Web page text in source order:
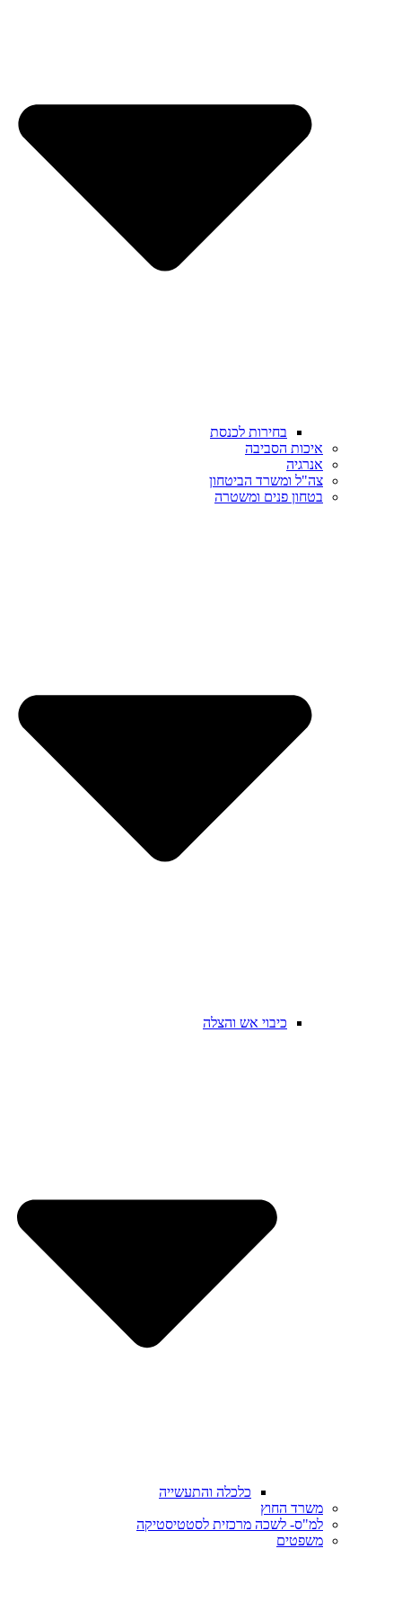
בחירות לכנסת
איכות הסביבה
אנרגיה
צה"ל ומשרד הביטחון
בטחון פנים ומשטרה
כיבוי אש והצלה
כלכלה והתעשייה
משרד החוץ
למ"ס- לשכה מרכזית לסטטיסטיקה
משפטים